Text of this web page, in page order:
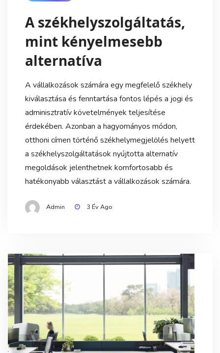
A székhelyszolgáltatás,
mint kényelmesebb
alternatíva
A vállalkozások számára egy megfelelő székhely
kiválasztása és fenntartása fontos lépés a jogi és
adminisztratív követelmények teljesítése
érdekében. Azonban a hagyományos módon,
otthoni címen történő székhelymegjelölés helyett
a székhelyszolgáltatások nyújtotta alternatív
megoldások jelenthetnek komfortosabb és
hatékonyabb választást a vállalkozások számára.
Admin 3 Év Ago